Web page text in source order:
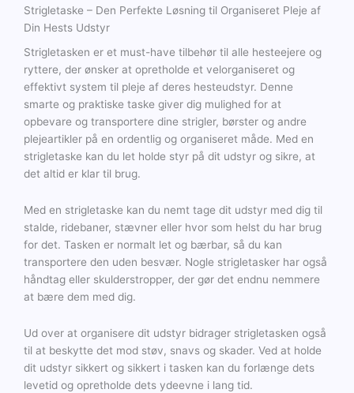
Strigletaske – Den Perfekte Løsning til Organiseret Pleje af
Din Hests Udstyr
Strigletasken er et must-have tilbehør til alle hesteejere og
ryttere, der ønsker at opretholde et velorganiseret og
effektivt system til pleje af deres hesteudstyr. Denne
smarte og praktiske taske giver dig mulighed for at
opbevare og transportere dine strigler, børster og andre
plejeartikler på en ordentlig og organiseret måde. Med en
strigletaske kan du let holde styr på dit udstyr og sikre, at
det altid er klar til brug.
Med en strigletaske kan du nemt tage dit udstyr med dig til
stalde, ridebaner, stævner eller hvor som helst du har brug
for det. Tasken er normalt let og bærbar, så du kan
transportere den uden besvær. Nogle strigletasker har også
håndtag eller skulderstropper, der gør det endnu nemmere
at bære dem med dig.
Ud over at organisere dit udstyr bidrager strigletasken også
til at beskytte det mod støv, snavs og skader. Ved at holde
dit udstyr sikkert og sikkert i tasken kan du forlænge dets
levetid og opretholde dets ydeevne i lang tid.